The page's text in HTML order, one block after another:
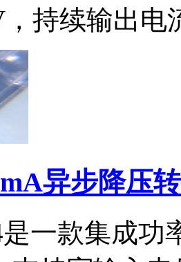
，持续输出
异步降压
一款集成功